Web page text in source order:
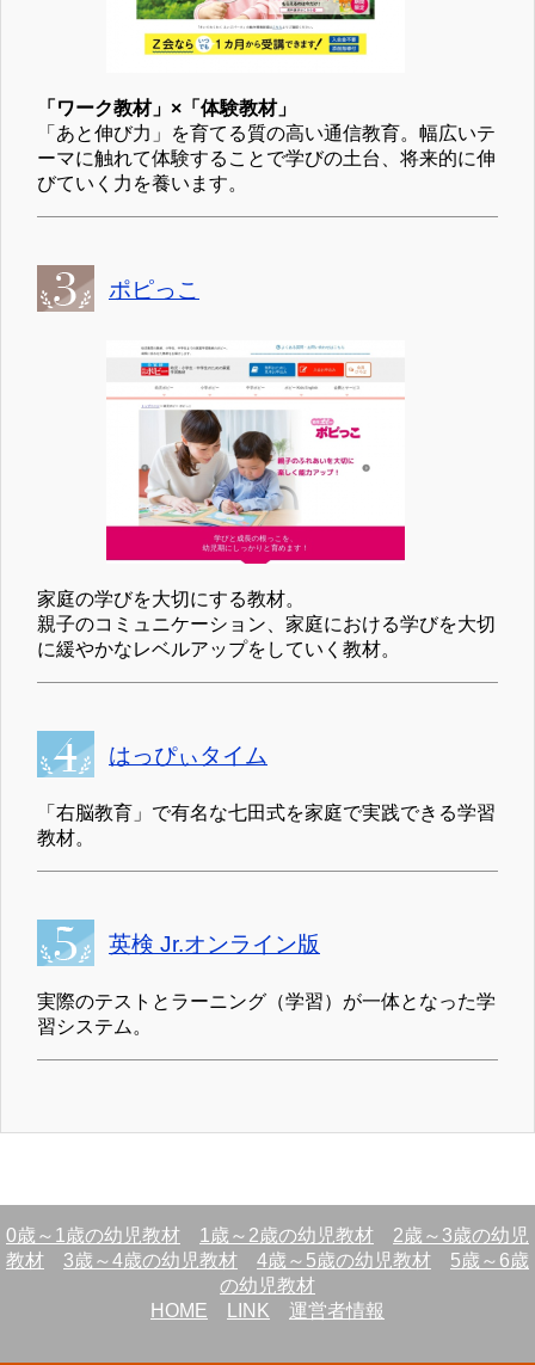
「ワーク教材」×「体験教材」
「あと伸び力」を育てる質の高い通信教育。幅広いテ
ーマに触れて体験することで学びの土台、将来的に伸
びていく力を養います。
ポピっこ
家庭の学びを大切にする教材。
親子のコミュニケーション、家庭における学びを大切
に緩やかなレベルアップをしていく教材。
はっぴぃタイム
「右脳教育」で有名な七田式を家庭で実践できる学習
教材。
英検 Jr.オンライン版
実際のテストとラーニング（学習）が一体となった学
習システム。
0歳～1歳の幼児教材 1歳～2歳の幼児教材
2歳～3歳の幼児
教材
3歳～4歳の幼児教材 4歳～5歳の幼児教材
5歳～6歳
の幼児教材
HOME
LINK 運営者情報